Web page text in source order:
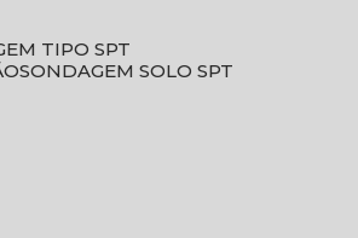
TIPO SPT
SONDAGEM SOLO SPT